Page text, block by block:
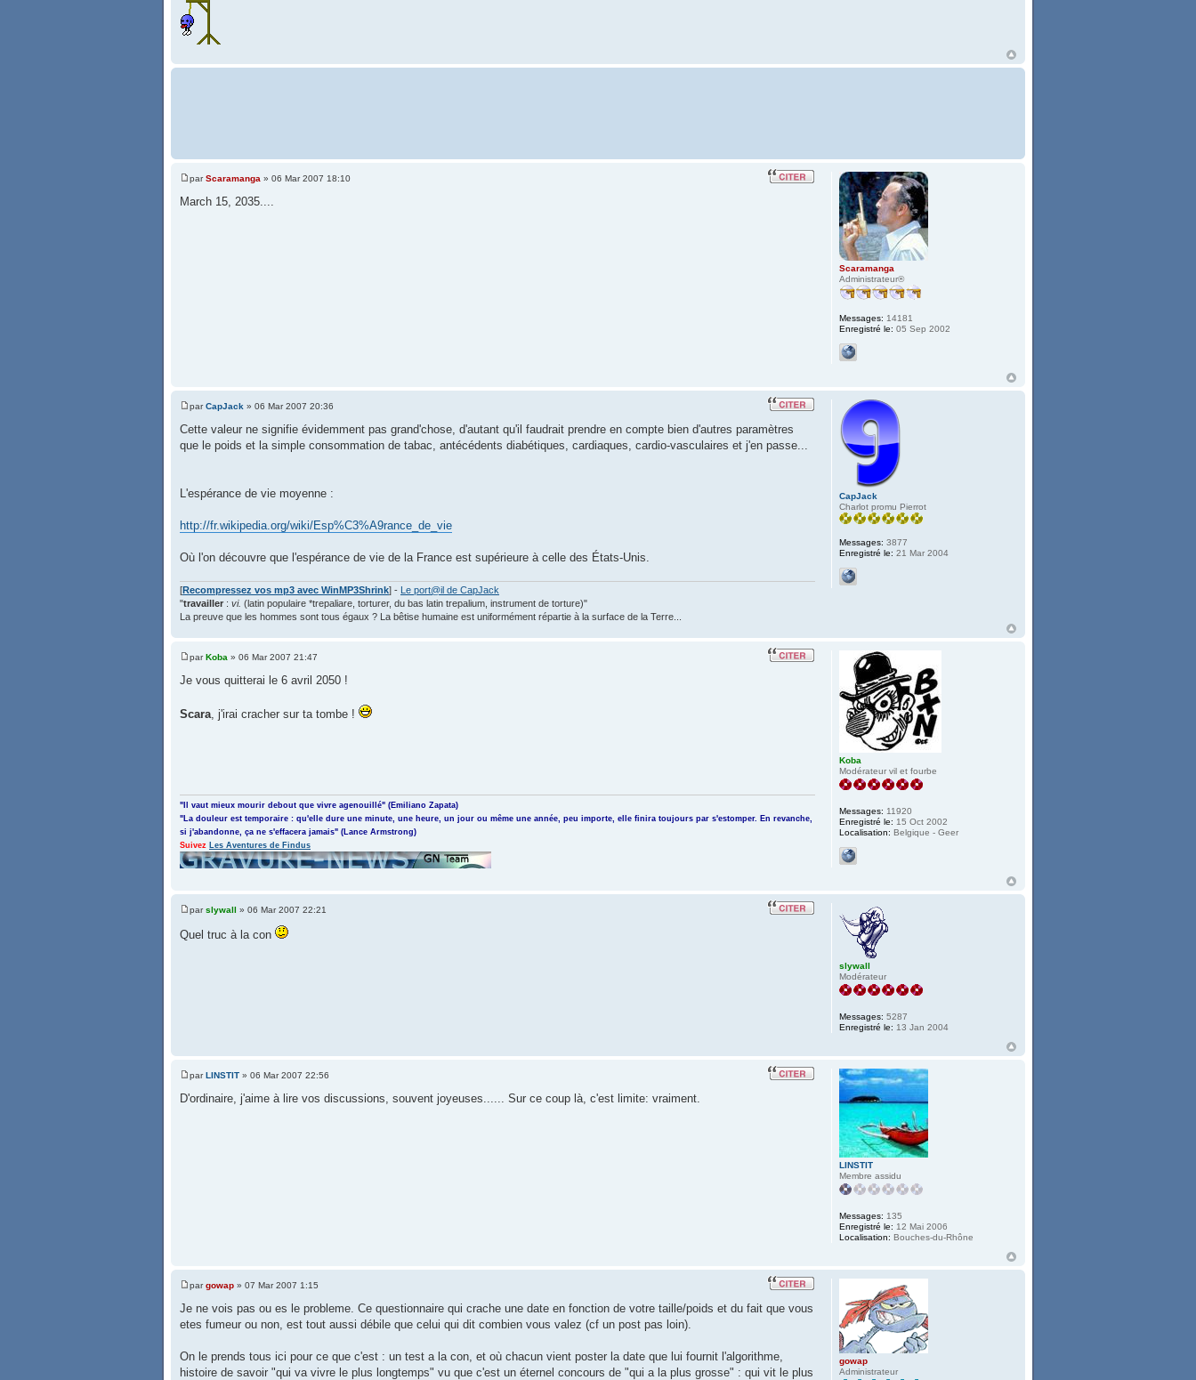
parScaramanga » 06 Mar 2007 18:10
March 15, 2035....
Scaramanga
Administrateur®
Messages: 14181
Enregistré le: 05 Sep 2002
parCapJack » 06 Mar 2007 20:36
Cette valeur ne signifie évidemment pas grand'chose, d'autant qu'il faudrait prendre en compte bien d'autres paramètres
que le poids et la simple consommation de tabac, antécédents diabétiques, cardiaques, cardio-vasculaires et j'en passe...
L'espérance de vie moyenne :
http://fr.wikipedia.org/wiki/Esp%C3%A9rance_de_vie
Où l'on découvre que l'espérance de vie de la France est supérieure à celle des États-Unis.
[Recompressez vos mp3 avec WinMP3Shrink] - Le port@il de CapJack
"travailler : vi. (latin populaire *trepaliare, torturer, du bas latin trepalium, instrument de torture)"
La preuve que les hommes sont tous égaux ? La bêtise humaine est uniformément répartie à la surface de la Terre...
CapJack
Charlot promu Pierrot
Messages: 3877
Enregistré le: 21 Mar 2004
parKoba » 06 Mar 2007 21:47
Je vous quitterai le 6 avril 2050 !
Scara , j'irai cracher sur ta tombe !
"Il vaut mieux mourir debout que vivre agenouillé" (Emiliano Zapata)
"La douleur est temporaire : qu'elle dure une minute, une heure, un jour ou même une année, peu importe, elle finira toujours par s'estomper. En revanche,
si j'abandonne, ça ne s'effacera jamais" (Lance Armstrong)
Suivez
Les Aventures de Findus
Koba
Modérateur vil et fourbe
Messages: 11920
Enregistré le: 15 Oct 2002
Localisation: Belgique - Geer
parslywall » 06 Mar 2007 22:21
Quel truc à la con
slywall
Modérateur
Messages: 5287
Enregistré le: 13 Jan 2004
parLINSTIT » 06 Mar 2007 22:56
D'ordinaire, j'aime à lire vos discussions, souvent joyeuses...... Sur ce coup là, c'est limite: vraiment.
LINSTIT
Membre assidu
Messages: 135
Enregistré le: 12 Mai 2006
Localisation: Bouches-du-Rhône
pargowap » 07 Mar 2007 1:15
Je ne vois pas ou es le probleme. Ce questionnaire qui crache une date en fonction de votre taille/poids et du fait que vous
etes fumeur ou non, est tout aussi débile que celui qui dit combien vous valez (cf un post pas loin).
On le prends tous ici pour ce que c'est : un test a la con, et où chacun vient poster la date que lui fournit l'algorithme,
histoire de savoir "qui va vivre le plus longtemps" vu que c'est un éternel concours de "qui a la plus grosse" : qui vit le plus
gowap
Administrateur